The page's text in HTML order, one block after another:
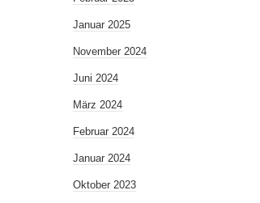
Januar 2025
November 2024
Juni 2024
März 2024
Februar 2024
Januar 2024
Oktober 2023